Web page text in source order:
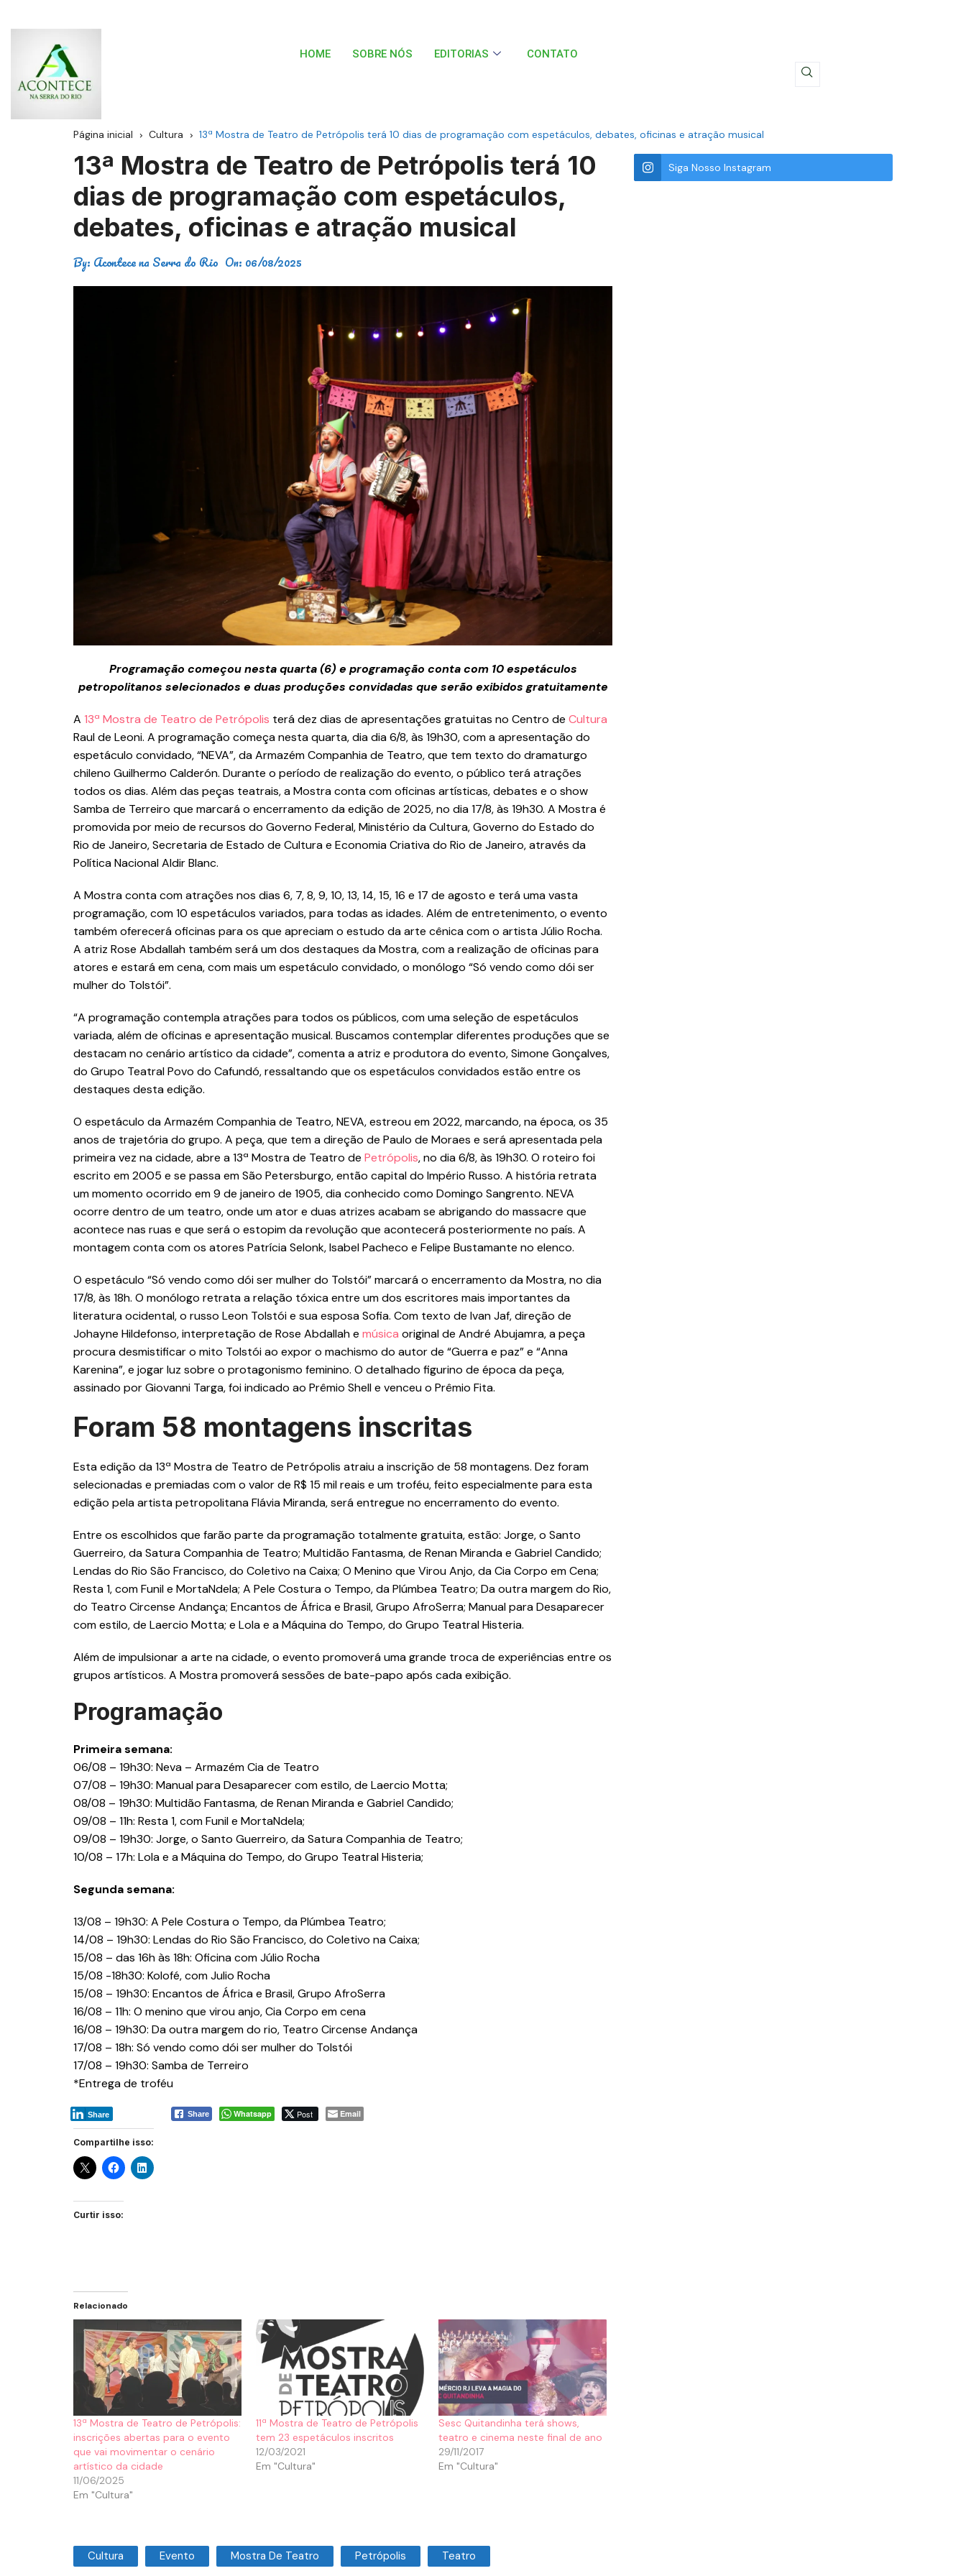
HOME SOBRE NÓS EDITORIAS CONTATO
Página inicial Cultura 13ª Mostra de Teatro de Petrópolis terá 10 dias de programação com espetáculos, debates, oficinas e atração musical
13ª Mostra de Teatro de Petrópolis terá 10
dias de programação com espetáculos,
debates, oficinas e atração musical
By: Acontece na Serra do Rio On: 06/08/2025
Programação começou nesta quarta (6) e programação conta com 10 espetáculos
petropolitanos selecionados e duas produções convidadas que serão exibidos gratuitamente
A 13ª Mostra de Teatro de Petrópolis terá dez dias de apresentações gratuitas no Centro de Cultura
Raul de Leoni. A programação começa nesta quarta, dia dia 6/8, às 19h30, com a apresentação do
espetáculo convidado, “NEVA”, da Armazém Companhia de Teatro, que tem texto do dramaturgo
chileno Guilhermo Calderón. Durante o período de realização do evento, o público terá atrações
todos os dias. Além das peças teatrais, a Mostra conta com oficinas artísticas, debates e o show
Samba de Terreiro que marcará o encerramento da edição de 2025, no dia 17/8, às 19h30. A Mostra é
promovida por meio de recursos do Governo Federal, Ministério da Cultura, Governo do Estado do
Rio de Janeiro, Secretaria de Estado de Cultura e Economia Criativa do Rio de Janeiro, através da
Política Nacional Aldir Blanc.
A Mostra conta com atrações nos dias 6, 7, 8, 9, 10, 13, 14, 15, 16 e 17 de agosto e terá uma vasta
programação, com 10 espetáculos variados, para todas as idades. Além de entretenimento, o evento
também oferecerá oficinas para os que apreciam o estudo da arte cênica com o artista Júlio Rocha.
A atriz Rose Abdallah também será um dos destaques da Mostra, com a realização de oficinas para
atores e estará em cena, com mais um espetáculo convidado, o monólogo “Só vendo como dói ser
mulher do Tolstói”.
“A programação contempla atrações para todos os públicos, com uma seleção de espetáculos
variada, além de oficinas e apresentação musical. Buscamos contemplar diferentes produções que se
destacam no cenário artístico da cidade”, comenta a atriz e produtora do evento, Simone Gonçalves,
do Grupo Teatral Povo do Cafundó, ressaltando que os espetáculos convidados estão entre os
destaques desta edição.
O espetáculo da Armazém Companhia de Teatro, NEVA, estreou em 2022, marcando, na época, os 35
anos de trajetória do grupo. A peça, que tem a direção de Paulo de Moraes e será apresentada pela
primeira vez na cidade, abre a 13ª Mostra de Teatro de Petrópolis, no dia 6/8, às 19h30. O roteiro foi
escrito em 2005 e se passa em São Petersburgo, então capital do Império Russo. A história retrata
um momento ocorrido em 9 de janeiro de 1905, dia conhecido como Domingo Sangrento. NEVA
ocorre dentro de um teatro, onde um ator e duas atrizes acabam se abrigando do massacre que
acontece nas ruas e que será o estopim da revolução que acontecerá posteriormente no país. A
montagem conta com os atores Patrícia Selonk, Isabel Pacheco e Felipe Bustamante no elenco.
O espetáculo “Só vendo como dói ser mulher do Tolstói” marcará o encerramento da Mostra, no dia
17/8, às 18h. O monólogo retrata a relação tóxica entre um dos escritores mais importantes da
literatura ocidental, o russo Leon Tolstói e sua esposa Sofia. Com texto de Ivan Jaf, direção de
Johayne Hildefonso, interpretação de Rose Abdallah e música original de André Abujamra, a peça
procura desmistificar o mito Tolstói ao expor o machismo do autor de “Guerra e paz” e “Anna
Karenina”, e jogar luz sobre o protagonismo feminino. O detalhado figurino de época da peça,
assinado por Giovanni Targa, foi indicado ao Prêmio Shell e venceu o Prêmio Fita.
Foram 58 montagens inscritas
Esta edição da 13ª Mostra de Teatro de Petrópolis atraiu a inscrição de 58 montagens. Dez foram
selecionadas e premiadas com o valor de R$ 15 mil reais e um troféu, feito especialmente para esta
edição pela artista petropolitana Flávia Miranda, será entregue no encerramento do evento.
Entre os escolhidos que farão parte da programação totalmente gratuita, estão: Jorge, o Santo
Guerreiro, da Satura Companhia de Teatro; Multidão Fantasma, de Renan Miranda e Gabriel Candido;
Lendas do Rio São Francisco, do Coletivo na Caixa; O Menino que Virou Anjo, da Cia Corpo em Cena;
Resta 1, com Funil e MortaNdela; A Pele Costura o Tempo, da Plúmbea Teatro; Da outra margem do Rio,
do Teatro Circense Andança; Encantos de África e Brasil, Grupo AfroSerra; Manual para Desaparecer
com estilo, de Laercio Motta; e Lola e a Máquina do Tempo, do Grupo Teatral Histeria.
Além de impulsionar a arte na cidade, o evento promoverá uma grande troca de experiências entre os
grupos artísticos. A Mostra promoverá sessões de bate-papo após cada exibição.
Programação
Primeira semana:
06/08 – 19h30: Neva – Armazém Cia de Teatro
07/08 – 19h30: Manual para Desaparecer com estilo, de Laercio Motta;
08/08 – 19h30: Multidão Fantasma, de Renan Miranda e Gabriel Candido;
09/08 – 11h: Resta 1, com Funil e MortaNdela;
09/08 – 19h30: Jorge, o Santo Guerreiro, da Satura Companhia de Teatro;
10/08 – 17h: Lola e a Máquina do Tempo, do Grupo Teatral Histeria;
Segunda semana:
13/08 – 19h30: A Pele Costura o Tempo, da Plúmbea Teatro;
14/08 – 19h30: Lendas do Rio São Francisco, do Coletivo na Caixa;
15/08 – das 16h às 18h: Oficina com Júlio Rocha
15/08 -18h30: Kolofé, com Julio Rocha
15/08 – 19h30: Encantos de África e Brasil, Grupo AfroSerra
16/08 – 11h: O menino que virou anjo, Cia Corpo em cena
16/08 – 19h30: Da outra margem do rio, Teatro Circense Andança
17/08 – 18h: Só vendo como dói ser mulher do Tolstói
17/08 – 19h30: Samba de Terreiro
*Entrega de troféu
Share Whatsapp Post Email
Share
Compartilhe isso:
Curtir isso:
Relacionado
13ª Mostra de Teatro de Petrópolis:
inscrições abertas para o evento
que vai movimentar o cenário
artístico da cidade
11/06/2025
Em "Cultura"
11ª Mostra de Teatro de Petrópolis
tem 23 espetáculos inscritos
12/03/2021
Em "Cultura"
Sesc Quitandinha terá shows,
teatro e cinema neste final de ano
29/11/2017
Em "Cultura"
Cultura Evento Mostra De Teatro Petrópolis Teatro
Siga Nosso Instagram